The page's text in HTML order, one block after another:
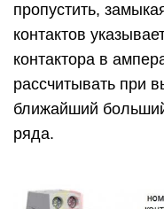
пропустить,
контактов
контактора в
рассчитывать при
ближайший
ряда.